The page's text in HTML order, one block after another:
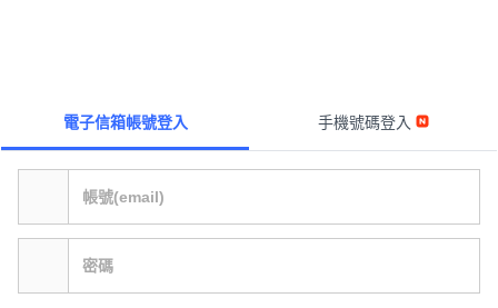
電子信箱帳號登入 手機號碼登入